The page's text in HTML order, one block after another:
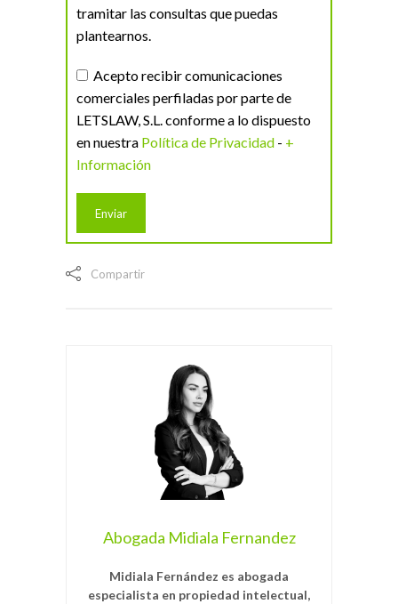
tramitar las consultas que puedas
plantearnos.
Acepto recibir comunicaciones
comerciales perfiladas por parte de
LETSLAW, S.L. conforme a lo dispuesto
en nuestra Política de Privacidad - +
Información
Compartir
Abogada Midiala Fernandez
Midiala Fernández es abogada
especialista en propiedad intelectual,